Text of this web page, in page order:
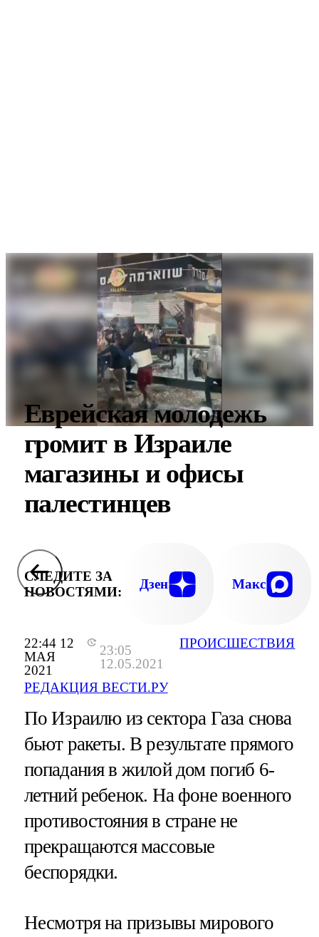
22:44 12
МАЯ
2021
23:05
12.05.2021
РЕДАКЦИЯ ВЕСТИ.РУ
ПРОИСШЕСТВИЯ
Еврейская молодежь
громит в Израиле
магазины и офисы
палестинцев
СЛЕДИТЕ ЗА
НОВОСТЯМИ:
Дзен Макс
По Израилю из сектора Газа снова
бьют ракеты. В результате прямого
попадания в жилой дом погиб 6-
летний ребенок. На фоне военного
противостояния в стране не
прекращаются массовые
беспорядки.
Несмотря на призывы мирового